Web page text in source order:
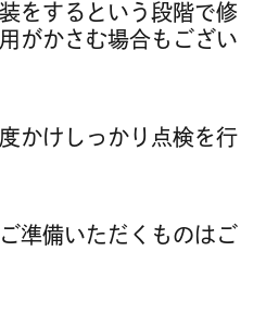
をするという段階で修
がかさむ場合もござい
かけしっかり点検を行
準備いただくものはご